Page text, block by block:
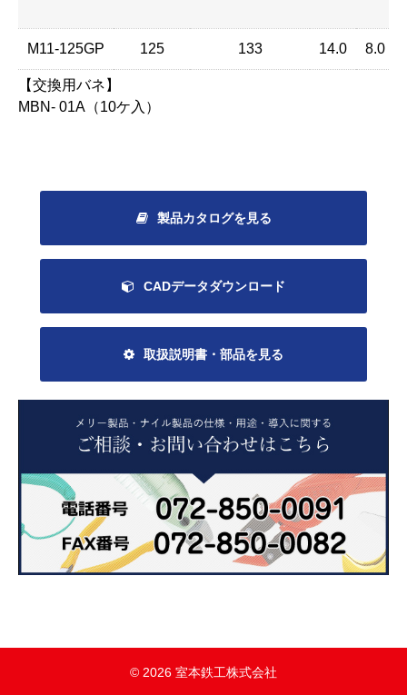
M11-125GP 125 133 14.0 8.0
【交換用バネ】
MBN- 01A（10ケ入）
製品カタログを見る
CADデータダウンロード
取扱説明書・部品を見る
© 2026 室本鉄工株式会社